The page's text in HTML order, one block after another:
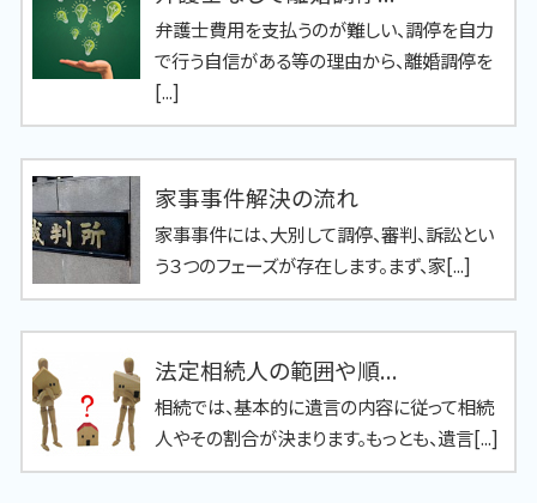
弁護士費用を支払うのが難しい、調停を自力
で行う自信がある等の理由から、離婚調停を
[...]
家事事件解決の流れ
家事事件には、大別して調停、審判、訴訟とい
う３つのフェーズが存在します。まず、家[...]
法定相続人の範囲や順...
相続では、基本的に遺言の内容に従って相続
人やその割合が決まります。もっとも、遺言[...]